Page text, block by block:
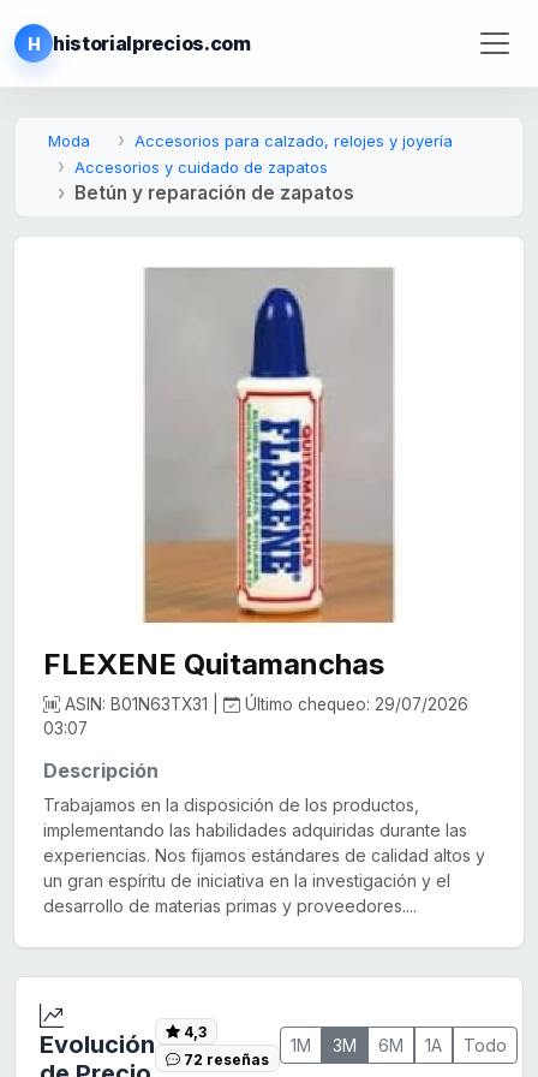
H historialprecios.com
Moda
Accesorios para calzado, relojes y joyería
Accesorios y cuidado de zapatos
Betún y reparación de zapatos
FLEXENE Quitamanchas
ASIN: B01N63TX31 |
Último chequeo: 29/07/2026
03:07
Descripción
Trabajamos en la disposición de los productos,
implementando las habilidades adquiridas durante las
experiencias. Nos fijamos estándares de calidad altos y
un gran espíritu de iniciativa en la investigación y el
desarrollo de materias primas y proveedores....
Evolución
4,3
72 reseñas
1M 3M 6M 1A Todo